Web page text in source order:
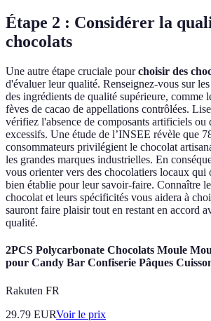
Étape 2 : Considérer la
chocolats
Une autre étape cruciale pourchoisir des
d'évaluer leur qualité. Renseignez-vous sur
des ingrédients de qualité supérieure, comme
fèves de cacao de appellations contrôlées.
vérifiez l'absence de composants artificiels ou
excessifs. Une étude de l’INSEE révèle que
consommateurs privilégient le chocolat
les grandes marques industrielles. En
vous orienter vers des chocolatiers locaux qui
bien établie pour leur savoir-faire. Connaître
chocolat et leurs spécificités vous aidera à
sauront faire plaisir tout en restant en accord
qualité.
2PCS Polycarbonate Chocolats Moule
pour Candy Bar Confiserie Pâques
Rakuten FR
29.79 EURVoir le prix